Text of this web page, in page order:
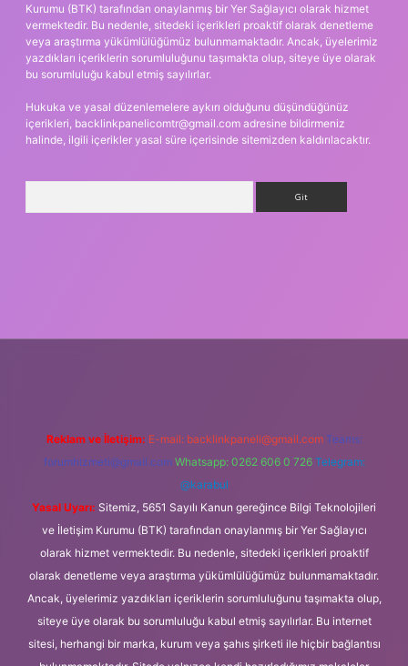
Kurumu (BTK) tarafından onaylanmış bir Yer Sağlayıcı olarak hizmet
vermektedir. Bu nedenle, sitedeki içerikleri proaktif olarak denetleme
veya araştırma yükümlülüğümüz bulunmamaktadır. Ancak, üyelerimiz
yazdıkları içeriklerin sorumluluğunu taşımakta olup, siteye üye olarak
bu sorumluluğu kabul etmiş sayılırlar.
Hukuka ve yasal düzenlemelere aykırı olduğunu düşündüğünüz
içerikleri, backlinkpanelicomtr@gmail.com adresine bildirmeniz
halinde, ilgili içerikler yasal süre içerisinde sitemizden kaldırılacaktır.
Reklam ve İletişim: E-mail: backlinkpaneli@gmail.com Teams:
forumhizmeti@gmail.com Whatsapp: 0262 606 0 726 Telegram:
@karabul
Yasal Uyarı: Sitemiz, 5651 Sayılı Kanun gereğince Bilgi Teknolojileri
ve İletişim Kurumu (BTK) tarafından onaylanmış bir Yer Sağlayıcı
olarak hizmet vermektedir. Bu nedenle, sitedeki içerikleri proaktif
olarak denetleme veya araştırma yükümlülüğümüz bulunmamaktadır.
Ancak, üyelerimiz yazdıkları içeriklerin sorumluluğunu taşımakta olup,
siteye üye olarak bu sorumluluğu kabul etmiş sayılırlar. Bu internet
sitesi, herhangi bir marka, kurum veya şahıs şirketi ile hiçbir bağlantısı